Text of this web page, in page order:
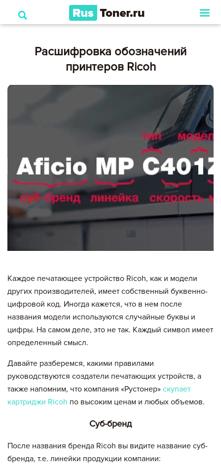
Расшифровка обозначений
принтеров Ricoh
Каждое печатающее устройство Ricoh, как и модели
других производителей, имеет собственный буквенно-
цифровой код. Иногда кажется, что в нем после
названия модели используются случайные буквы и
цифры. На самом деле, это не так. Каждый символ имеет
определенный смысл.
Давайте разберемся, какими правилами
руководствуются создатели печатающих устройств, а
также напомним, что компания «Рустонер» скупает
картриджи Ricoh по высоким ценам и любых объемов.
Суб-бренд
После названия бренда Ricoh вы видите название суб-
бренда, т.е. линейки продукции компании: